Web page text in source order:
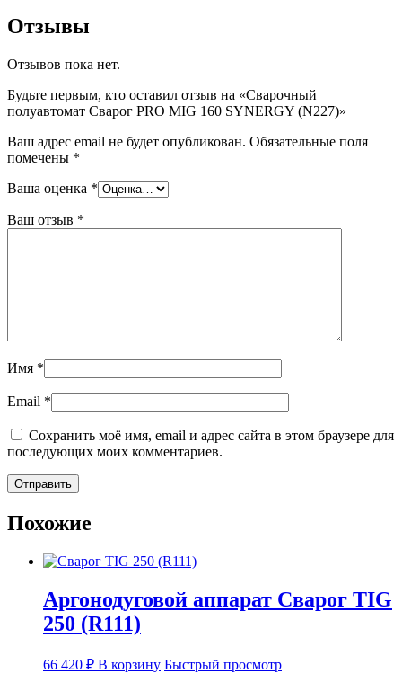
Отзывы
Отзывов пока нет.
Будьте первым, кто оставил отзыв на «Сварочный
полуавтомат Сварог PRO MIG 160 SYNERGY (N227)»
Ваш адрес email не будет опубликован. Обязательные поля
помечены *
Ваша оценка *
Ваш отзыв *
Имя *
Email *
Сохранить моё имя, email и адрес сайта в этом браузере для
последующих моих комментариев.
Похожие
Аргонодуговой аппарат Сварог TIG
250 (R111)
66 420 ₽ В корзину Быстрый просмотр